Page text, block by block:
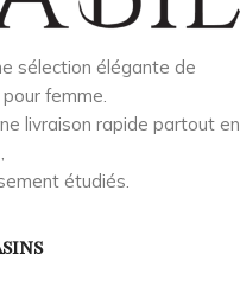
sélection élégante de
femme.
livraison rapide partout en
étudiés.